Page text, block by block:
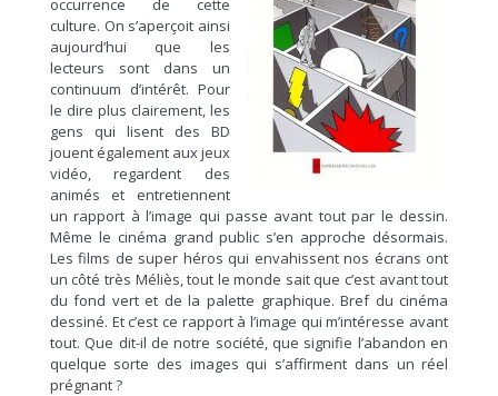
culture. On s’aperçoit ainsi
aujourd’hui que les
lecteurs sont dans un
continuum d’intérêt. Pour
le dire plus clairement, les
gens qui lisent des BD
jouent également aux jeux
vidéo, regardent des
animés et entretiennent
un rapport à l’image qui passe avant tout par le dessin.
Même le cinéma grand public s’en approche désormais.
Les films de super héros qui envahissent nos écrans ont
un côté très Méliès, tout le monde sait que c’est avant tout
du fond vert et de la palette graphique. Bref du cinéma
dessiné. Et c’est ce rapport à l’image qui m’intéresse avant
tout. Que dit-il de notre société, que signifie l’abandon en
quelque sorte des images qui s’affirment dans un réel
prégnant ?